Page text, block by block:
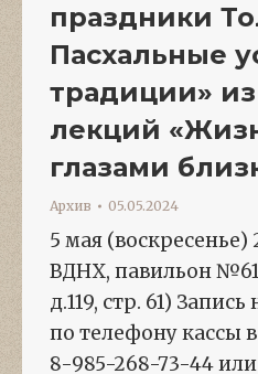
праздники
Пасхальные
традиции»
лекций
глазами
Архив 05.05.2024
5 мая (воскресенье)
ВДНХ, павильон
д.119, стр. 61)
по телефону кассы
8-985-268-73-44